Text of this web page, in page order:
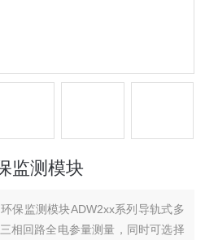
监测模块
保监测模块ADW2xx系列导轨式多
相回路全电参量测量，同时可选择